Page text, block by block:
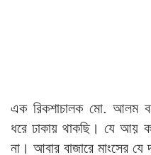
এক রিকশাচালক মো. আলম
ধরে ঢাকায় থাকছি। যে আয়
না। আবার বাজারে মাংসের